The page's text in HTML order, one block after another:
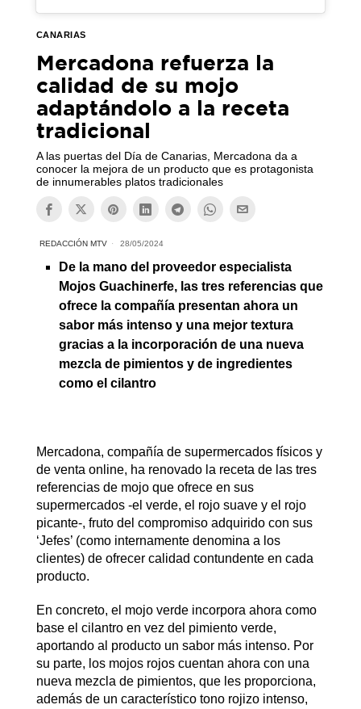
CANARIAS
Mercadona refuerza la
calidad de su mojo
adaptándolo a la receta
tradicional
A las puertas del Día de Canarias, Mercadona da a
conocer la mejora de un producto que es protagonista
de innumerables platos tradicionales
REDACCIÓN MTV 28/05/2024
De la mano del proveedor especialista
Mojos Guachinerfe, las tres referencias que
ofrece la compañía presentan ahora un
sabor más intenso y una mejor textura
gracias a la incorporación de una nueva
mezcla de pimientos y de ingredientes
como el cilantro
Mercadona, compañía de supermercados físicos y
de venta online, ha renovado la receta de las tres
referencias de mojo que ofrece en sus
supermercados -el verde, el rojo suave y el rojo
picante-, fruto del compromiso adquirido con sus
‘Jefes’ (como internamente denomina a los
clientes) de ofrecer calidad contundente en cada
producto.
En concreto, el mojo verde incorpora ahora como
base el cilantro en vez del pimiento verde,
aportando al producto un sabor más intenso. Por
su parte, los mojos rojos cuentan ahora con una
nueva mezcla de pimientos, que les proporciona,
además de un característico tono rojizo intenso,